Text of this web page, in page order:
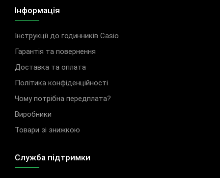
Інформація
Інструкції до годинників Casio
Гарантія та повернення
Доставка та оплата
Політика конфіденційності
Чому потрібна передплата?
Виробники
Товари зі знижкою
Служба підтримки